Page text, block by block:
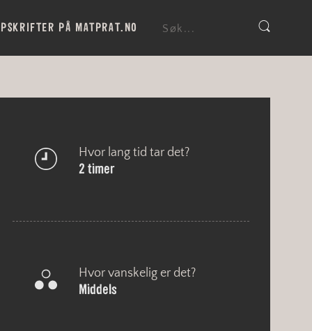
PÅ MATPRAT.NO
Hvor lang tid tar det?
2 timer
Hvor vanskelig er det?
Middels